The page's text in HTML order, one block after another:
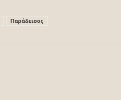
Παράδεισος